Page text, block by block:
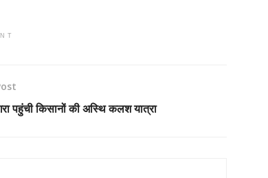
पहुंची किसानों की अस्थि कलश यात्रा